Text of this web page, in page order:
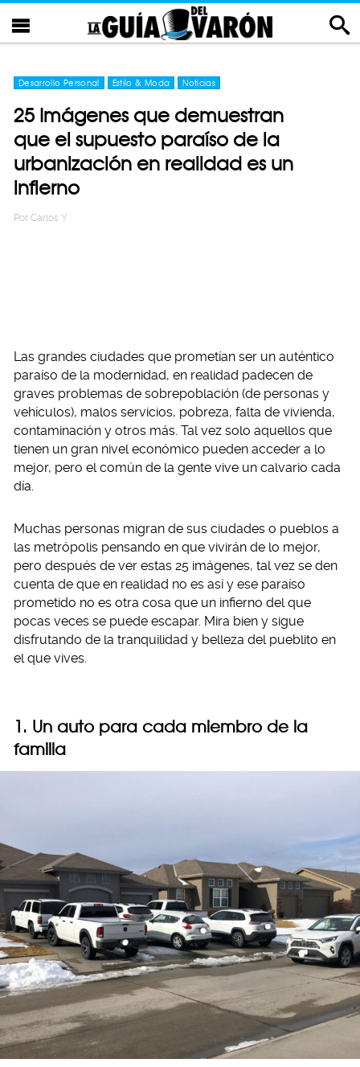
Desarrollo Personal Estilo & Moda Noticias
25 Imágenes que demuestran
que el supuesto paraíso de la
urbanización en realidad es un
infierno
Por Carlos Y
Las grandes ciudades que prometían ser un auténtico
paraíso de la modernidad, en realidad padecen de
graves problemas de sobrepoblación (de personas y
vehículos), malos servicios, pobreza, falta de vivienda,
contaminación y otros más. Tal vez solo aquellos que
tienen un gran nivel económico pueden acceder a lo
mejor, pero el común de la gente vive un calvario cada
día.
Muchas personas migran de sus ciudades o pueblos a
las metrópolis pensando en que vivirán de lo mejor,
pero después de ver estas 25 imágenes, tal vez se den
cuenta de que en realidad no es así y ese paraíso
prometido no es otra cosa que un infierno del que
pocas veces se puede escapar. Mira bien y sigue
disfrutando de la tranquilidad y belleza del pueblito en
el que vives.
1. Un auto para cada miembro de la
familia